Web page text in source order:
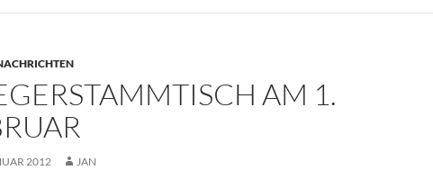
AM 1.
2012 JAN